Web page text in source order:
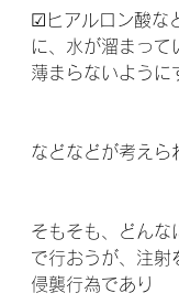
☑ヒアルロン酸な
に、水が溜まって
薄まらないように
などなどが考えら
そもそも、どんな
で行おうが、注射
侵襲行為であり